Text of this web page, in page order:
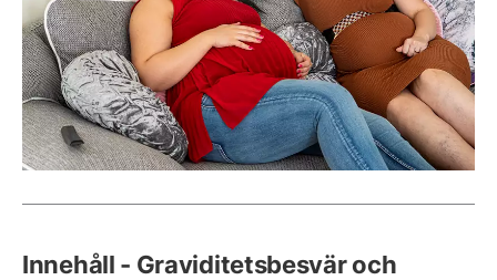
Innehåll - Graviditetsbesvär och